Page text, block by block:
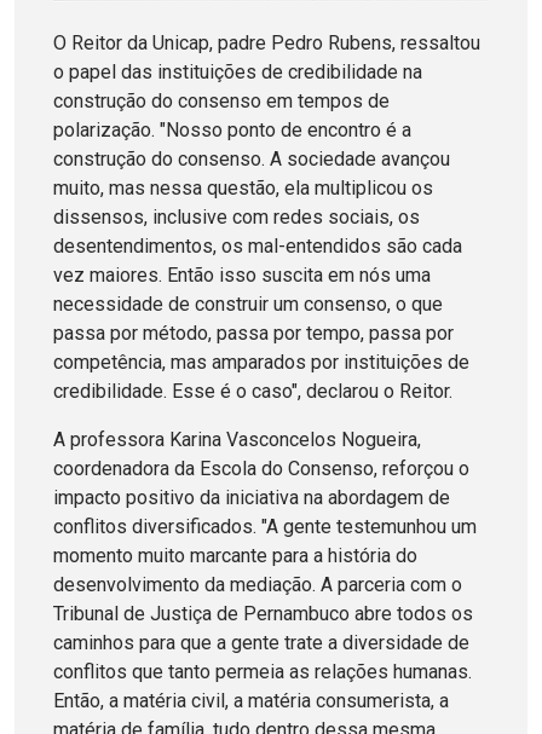
O Reitor da Unicap, padre Pedro Rubens, ressaltou
o papel das instituições de credibilidade na
construção do consenso em tempos de
polarização. "Nosso ponto de encontro é a
construção do consenso. A sociedade avançou
muito, mas nessa questão, ela multiplicou os
dissensos, inclusive com redes sociais, os
desentendimentos, os mal-entendidos são cada
vez maiores. Então isso suscita em nós uma
necessidade de construir um consenso, o que
passa por método, passa por tempo, passa por
competência, mas amparados por instituições de
credibilidade. Esse é o caso", declarou o Reitor.
A professora Karina Vasconcelos Nogueira,
coordenadora da Escola do Consenso, reforçou o
impacto positivo da iniciativa na abordagem de
conflitos diversificados. "A gente testemunhou um
momento muito marcante para a história do
desenvolvimento da mediação. A parceria com o
Tribunal de Justiça de Pernambuco abre todos os
caminhos para que a gente trate a diversidade de
conflitos que tanto permeia as relações humanas.
Então, a matéria civil, a matéria consumerista, a